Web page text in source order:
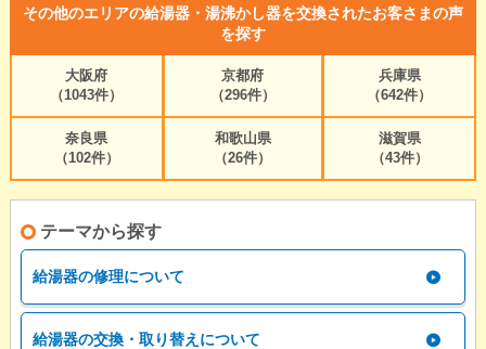
その他のエリアの給湯器・湯沸かし器を交換されたお客さまの声
を探す
大阪府
（1043件）
京都府
（296件）
兵庫県
（642件）
奈良県
（102件）
和歌山県
（26件）
滋賀県
（43件）
テーマから探す
給湯器の修理について
給湯器の交換・取り替えについて